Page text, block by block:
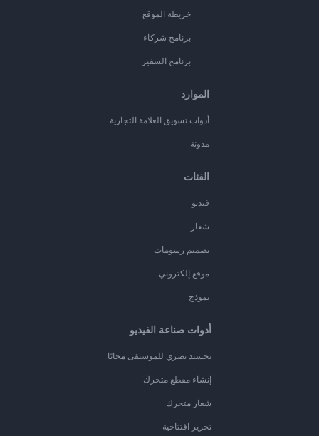
خريطة الموقع
برنامج شركاء
برنامج السفير
الموارد
أدوات تسويق العلامة التجارية
مدونة
الفئات
فيديو
شعار
تصميم رسومات
موقع إلكتروني
نموذج
أدوات صناعة الفيديو
تجسيد بصري للموسيقى مجانًا
إنشاء مقطع متحرك
شعار متحرك
تحرير افتتاحية